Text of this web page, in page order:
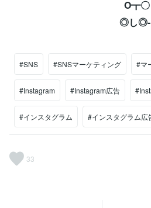
O┳〇
◎し◎-
#SNS #SNSマーケティング #マ
#Instagram #Instagram広告
#インスタグラム #インスタグラム広
33